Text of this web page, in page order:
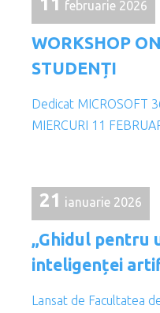
februarie 2026
WORKSHOP
STUDENȚI
Dedicat MICROSOFT
MIERCURI 11
21 ianuarie 2026
„Ghidul pentru
inteligenței
Lansat de Facultatea